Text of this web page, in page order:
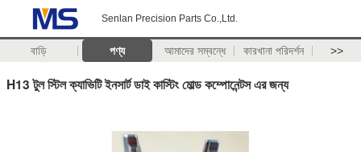
Senlan Precision Parts Co.,Ltd.
বাড়ি পণ্য আমাদের সম্বন্ধে কারখানা পরিদর্শন >>
H13 টুল স্টিল ক্যাভিটি ইনসার্ট ডাই কাস্টিং মোল্ড কম্পোনেন্টস এর জন্য